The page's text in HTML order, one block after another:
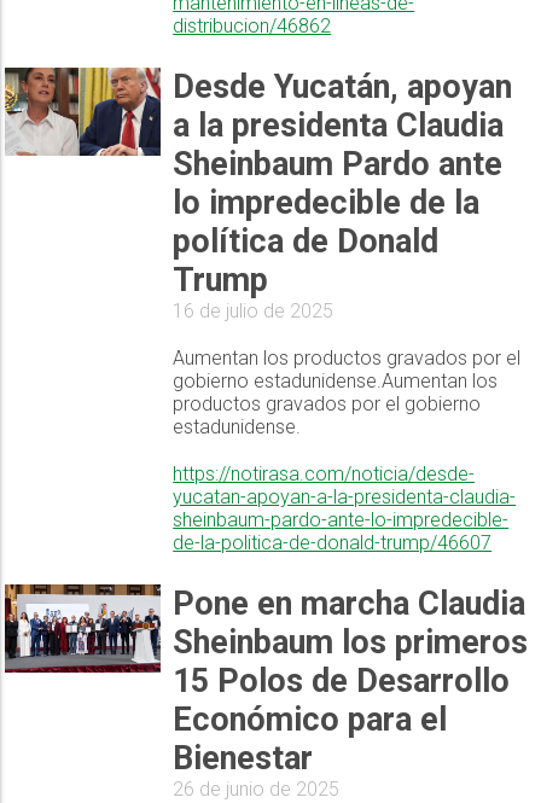
distribucion/46862
Desde Yucatán, apoyan
a la presidenta Claudia
Sheinbaum Pardo ante
lo impredecible de la
política de Donald
Trump
16 de julio de 2025
Aumentan los productos gravados por el
gobierno estadunidense.Aumentan los
productos gravados por el gobierno
estadunidense.
https://notirasa.com/noticia/desde-
yucatan-apoyan-a-la-presidenta-claudia-
sheinbaum-pardo-ante-lo-impredecible-
de-la-politica-de-donald-trump/46607
Pone en marcha Claudia
Sheinbaum los primeros
15 Polos de Desarrollo
Económico para el
Bienestar
26 de junio de 2025